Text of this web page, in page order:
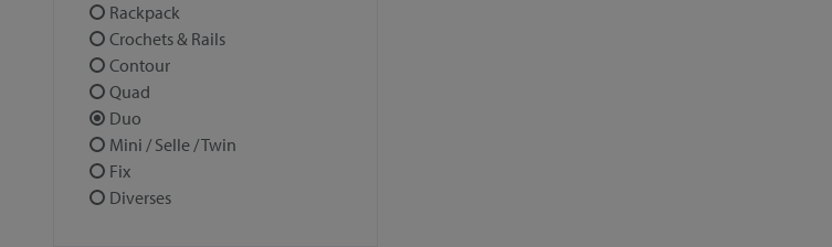
Rackpack
Crochets & Rails
Contour
Quad
Duo
Mini / Selle / Twin
Fix
Diverses